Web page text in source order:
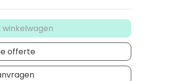
offerte